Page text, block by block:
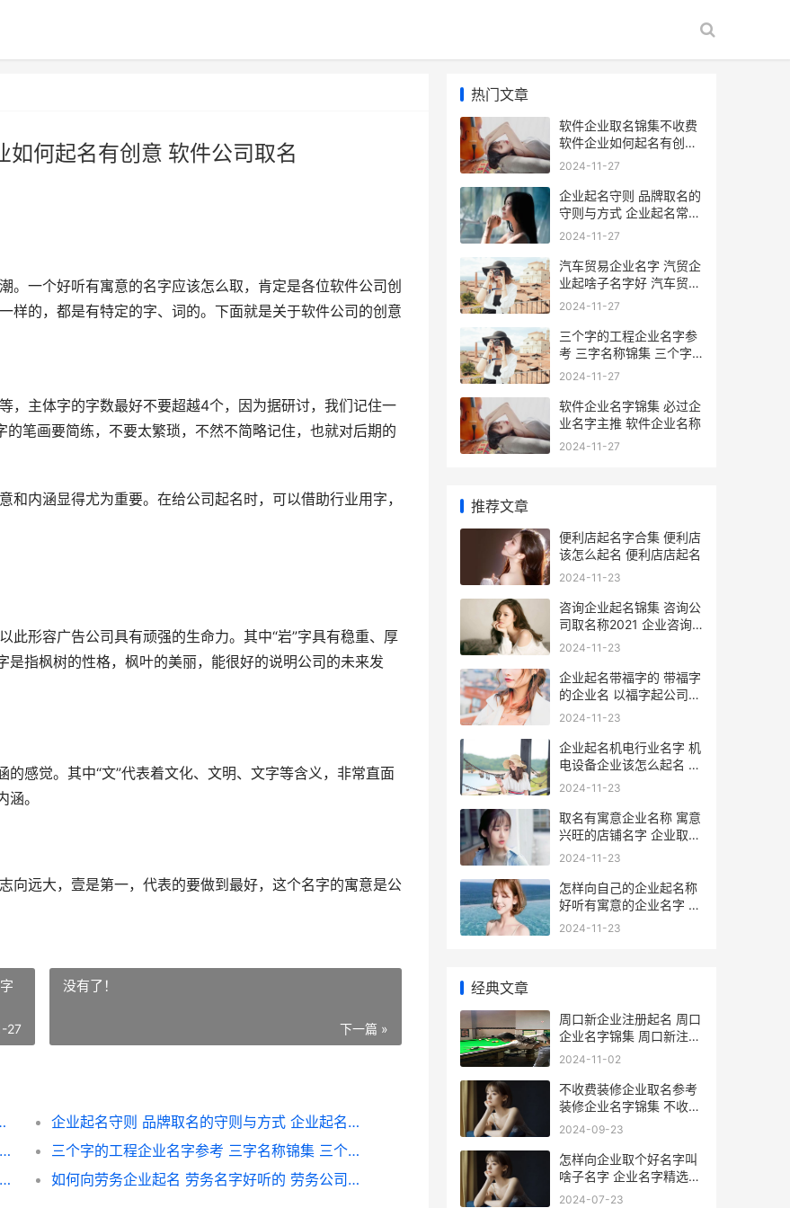
何起名有创意 软件公司取名
。一个好听有寓意的名字应该怎么取，肯定是各位软件公司创
样的，都是有特定的字、词的。下面就是关于软件公司的创意
，主体字的字数最好不要超越4个，因为据研讨，我们记住一
笔画要简练，不要太繁琐，不然不简略记住，也就对后期的
内涵显得尤为重要。在给公司起名时，可以借助行业用字，
此形容广告公司具有顽强的生命力。其中“岩”字具有稳重、厚
是指枫树的性格，枫叶的美丽，能很好的说明公司的未来发
感觉。其中“文”代表着文化、文明、文字等含义，非常直面
。
向远大，壹是第一，代表的要做到最好，这个名字的寓意是公
27
没有了！
下一篇 »
创意 软件公司取名
企业起名守则 品牌取名的守则与方式 企业起名常用字大全
汽车贸易企业名字 汽贸企业起啥子名字好 汽车贸易公司名称大全
三个字的工程企业名字参考 三字名称锦集 三个字的工程名称大全
软件企业名字锦集 必过企业名字主推 软件企业名称
如何向劳务企业起名 劳务名字好听的 劳务公司怎么向工人发放工资
热门文章
软件企业取名锦集不收费
软件企业如何起名有创意
软件公司取名
2024-11-27
企业起名守则 品牌取名的
守则与方式 企业起名常用
字大全
2024-11-27
汽车贸易企业名字 汽贸企
业起啥子名字好 汽车贸易
公司名称大全
2024-11-27
三个字的工程企业名字参
考 三字名称锦集 三个字
的工程名称大全
2024-11-27
软件企业名字锦集 必过企
业名字主推 软件企业名称
2024-11-27
推荐文章
便利店起名字合集 便利店
该怎么起名 便利店店起名
2024-11-23
咨询企业起名锦集 咨询公
司取名称2021 企业咨询
公司名称
2024-11-23
企业起名带福字的 带福字
的企业名 以福字起公司名
义
2024-11-23
企业起名机电行业名字 机
电设备企业该怎么起名 机
电产品公司起名
2024-11-23
取名有寓意企业名称 寓意
兴旺的店铺名字 企业取名
寓意好的字
2024-11-23
怎样向自己的企业起名称
好听有寓意的企业名字 怎
样向自己的企业借钱
2024-11-23
经典文章
周口新企业注册起名 周口
企业名字锦集 周口新注册
公司
2024-11-02
不收费装修企业取名参考
装修企业名字锦集 不收费
装修企业合法吗
2024-09-23
怎样向企业取个好名字叫
啥子名字 企业名字精选
怎样给公司取个好名字叫
2024-07-23